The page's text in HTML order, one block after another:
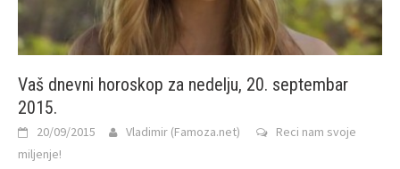
Vaš dnevni horoskop za nedelju, 20. septembar
2015.
20/09/2015 Vladimir (Famoza.net)
Reci nam svoje
miljenje!